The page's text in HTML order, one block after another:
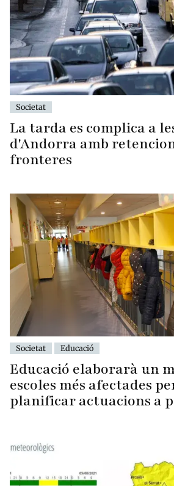
Societat
La tarda es complica a
d'Andorra amb
fronteres
Societat Educació
Educació elaborarà un
escoles més afectades
planificar actuacions a